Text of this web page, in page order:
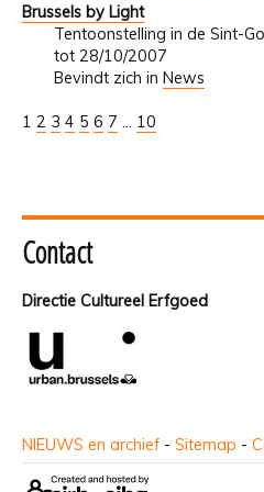
Brussels by Light
Tentoonstelling in de Sint-
tot 28/10/2007
Bevindt zich in News
1 2 3 4 5 6 7 ... 10
Contact
Directie Cultureel Erfgoed
NIEUWS en archief - Sitemap -